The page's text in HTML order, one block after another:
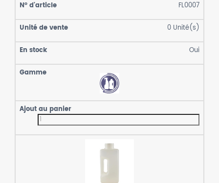
FL0007
0 Unité(s)
Oui